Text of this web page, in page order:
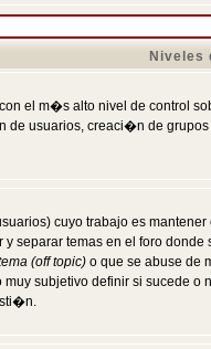
Niveles
el m�s alto nivel de control
usuarios, creaci�n de
cuyo trabajo es
y separar temas en el foro
(off topic) o que se abuse de
subjetivo definir si sucede